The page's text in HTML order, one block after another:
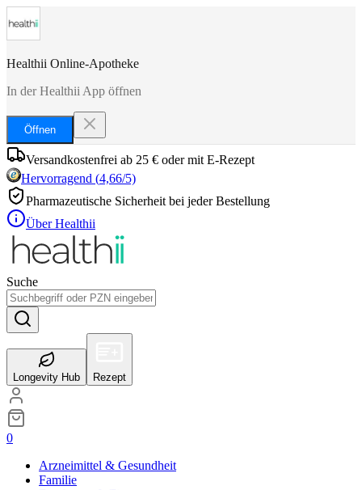
Healthii Online-Apotheke
In der Healthii App öffnen
Öffnen
Versandkostenfrei ab 25 € oder mit E-Rezept
Hervorragend (4,66/5)
Pharmazeutische Sicherheit bei jeder Bestellung
Über Healthii
Suche
Longevity Hub Rezept
0
Arzneimittel & Gesundheit
Familie